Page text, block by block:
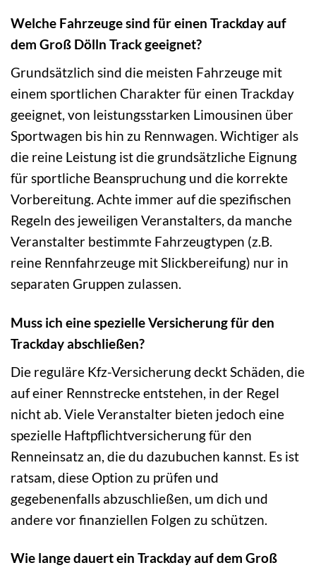
Welche Fahrzeuge sind für einen Trackday auf
dem Groß Dölln Track geeignet?
Grundsätzlich sind die meisten Fahrzeuge mit
einem sportlichen Charakter für einen Trackday
geeignet, von leistungsstarken Limousinen über
Sportwagen bis hin zu Rennwagen. Wichtiger als
die reine Leistung ist die grundsätzliche Eignung
für sportliche Beanspruchung und die korrekte
Vorbereitung. Achte immer auf die spezifischen
Regeln des jeweiligen Veranstalters, da manche
Veranstalter bestimmte Fahrzeugtypen (z.B.
reine Rennfahrzeuge mit Slickbereifung) nur in
separaten Gruppen zulassen.
Muss ich eine spezielle Versicherung für den
Trackday abschließen?
Die reguläre Kfz-Versicherung deckt Schäden, die
auf einer Rennstrecke entstehen, in der Regel
nicht ab. Viele Veranstalter bieten jedoch eine
spezielle Haftpflichtversicherung für den
Renneinsatz an, die du dazubuchen kannst. Es ist
ratsam, diese Option zu prüfen und
gegebenenfalls abzuschließen, um dich und
andere vor finanziellen Folgen zu schützen.
Wie lange dauert ein Trackday auf dem Groß